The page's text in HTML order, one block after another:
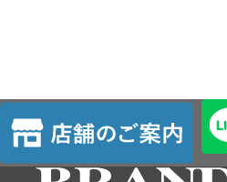
店
舗
の